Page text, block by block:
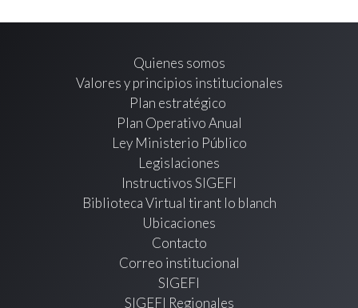
Quienes somos
Valores y principios institucionales
Plan estratégico
Plan Operativo Anual
Ley Ministerio Público
Legislaciones
Instructivos SIGEFI
Biblioteca Virtual tirant lo blanch
Ubicaciones
Contacto
Correo institucional
SIGEFI
SIGEFI Regionales